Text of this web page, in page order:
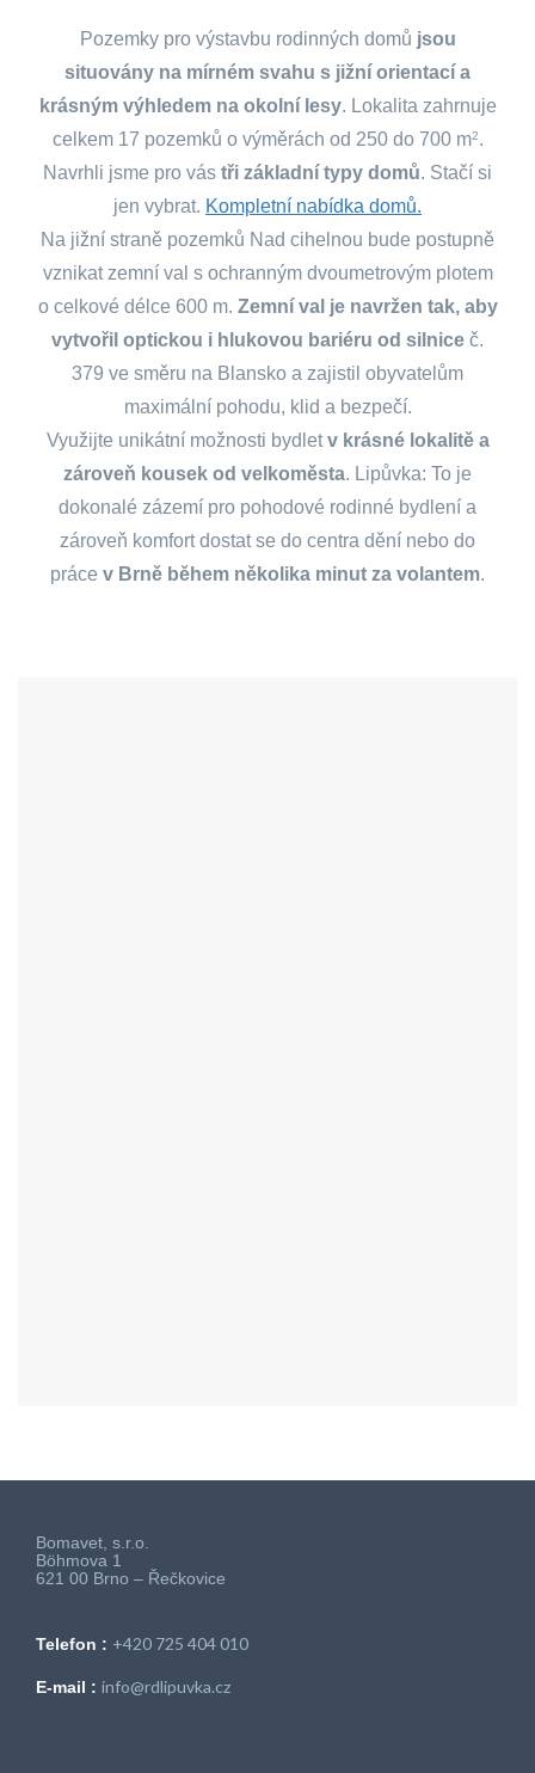
Pozemky pro výstavbu rodinných domů jsou
situovány na mírném svahu s jižní orientací a
krásným výhledem na okolní lesy. Lokalita zahrnuje
celkem 17 pozemků o výměrách od 250 do 700 m2.
Navrhli jsme pro vás tři základní typy domů. Stačí si
jen vybrat. Kompletní nabídka domů.
Na jižní straně pozemků Nad cihelnou bude postupně
vznikat zemní val s ochranným dvoumetrovým plotem
o celkové délce 600 m. Zemní val je navržen tak, aby
vytvořil optickou i hlukovou bariéru od silnice č.
379 ve směru na Blansko a zajistil obyvatelům
maximální pohodu, klid a bezpečí.
Využijte unikátní možnosti bydletv krásné lokalitě a
zároveň kousek od velkoměsta. Lipůvka: To je
dokonalé zázemí pro pohodové rodinné bydlení a
zároveň komfort dostat se do centra dění nebo do
práce v Brně během několika minut za volantem.
Bomavet, s.r.o.
Böhmova 1
621 00 Brno – Řečkovice
Telefon : +420 725 404 010
E-mail : info@rdlipuvka.cz